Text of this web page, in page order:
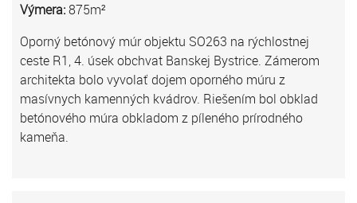
Výmera:875m²
Oporný betónový múr objektu SO263 na rýchlostnej
ceste R1, 4. úsek obchvat Banskej Bystrice. Zámerom
architekta bolo vyvolať dojem oporného múru z
masívnych kamenných kvádrov. Riešením bol obklad
betónového múra obkladom z píleného prírodného
kameňa.